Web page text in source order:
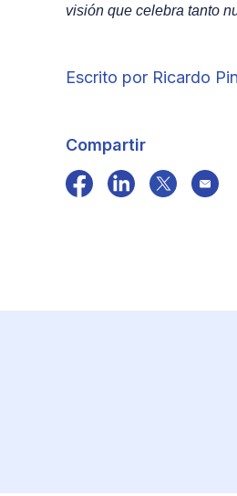
visión que celebra tanto
Escrito por Ricardo
Compartir